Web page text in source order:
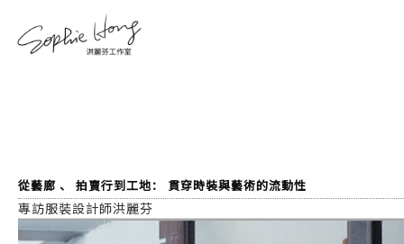
從藝廊 、 拍賣行到工地： 貫穿時裝與藝術的流動性
專訪服裝設計師洪麗芬